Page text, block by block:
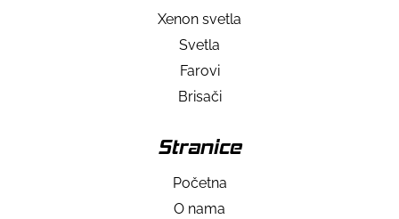
Xenon svetla
Svetla
Farovi
Brisači
Stranice
Početna
O nama